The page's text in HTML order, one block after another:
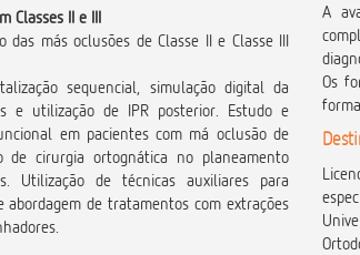
Classes II e III
más oclusões de Classe II e Classe III
sequencial, simulação digital da
e utilização de IPR posterior. Estudo e
em pacientes com má oclusão de
de cirurgia ortognática no planeamento
Utilização de técnicas auxiliares para
de tratamentos com extrações
A
Os